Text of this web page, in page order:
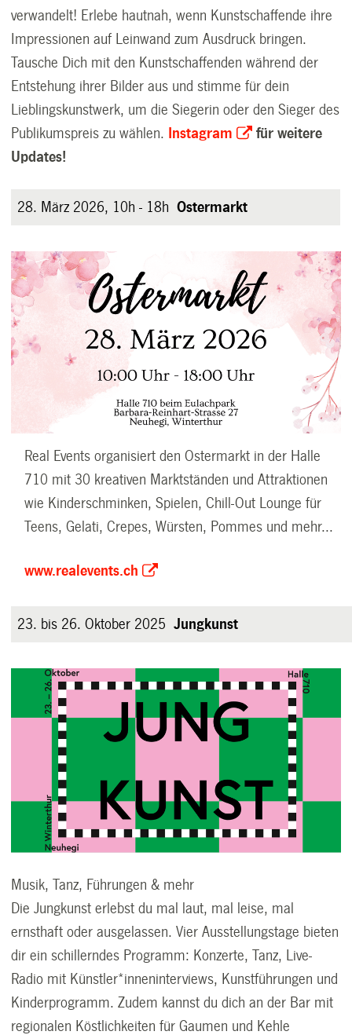
verwandelt! Erlebe hautnah, wenn Kunstschaffende ihre
Impressionen auf Leinwand zum Ausdruck bringen.
Tausche Dich mit den Kunstschaffenden während der
Entstehung ihrer Bilder aus und stimme für dein
Lieblingskunstwerk, um die Siegerin oder den Sieger des
Publikumspreis zu wählen. Instagram
für weitere
Updates!
28. März 2026, 10h - 18hOstermarkt
Real Events organisiert den Ostermarkt in der Halle
710 mit 30 kreativen Marktständen und Attraktionen
wie Kinderschminken, Spielen, Chill-Out Lounge für
Teens, Gelati, Crepes, Würsten, Pommes und mehr...
www.realevents.ch
23. bis 26. Oktober 2025Jungkunst
Musik, Tanz, Führungen & mehr
Die Jungkunst erlebst du mal laut, mal leise, mal
ernsthaft oder ausgelassen. Vier Ausstellungstage bieten
dir ein schillerndes Programm: Konzerte, Tanz, Live-
Radio mit Künstler*inneninterviews, Kunstführungen und
Kinderprogramm. Zudem kannst du dich an der Bar mit
regionalen Köstlichkeiten für Gaumen und Kehle